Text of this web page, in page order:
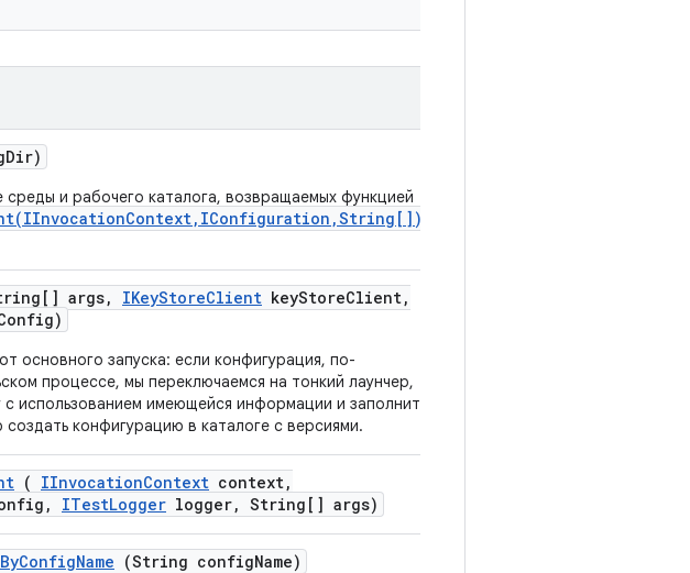
Dir)
среды и рабочего каталога, возвращаемых функцией
args, IKeyStoreClient keyStoreClient,
основного запуска: если конфигурация, по-
процессе, мы переключаемся на тонкий лаунчер,
использованием имеющейся информации и заполнить
конфигурацию в каталоге с версиями.
( IInvocationContext context,
, ITestLogger logger, String[] args)
ByConfigName (String configName)